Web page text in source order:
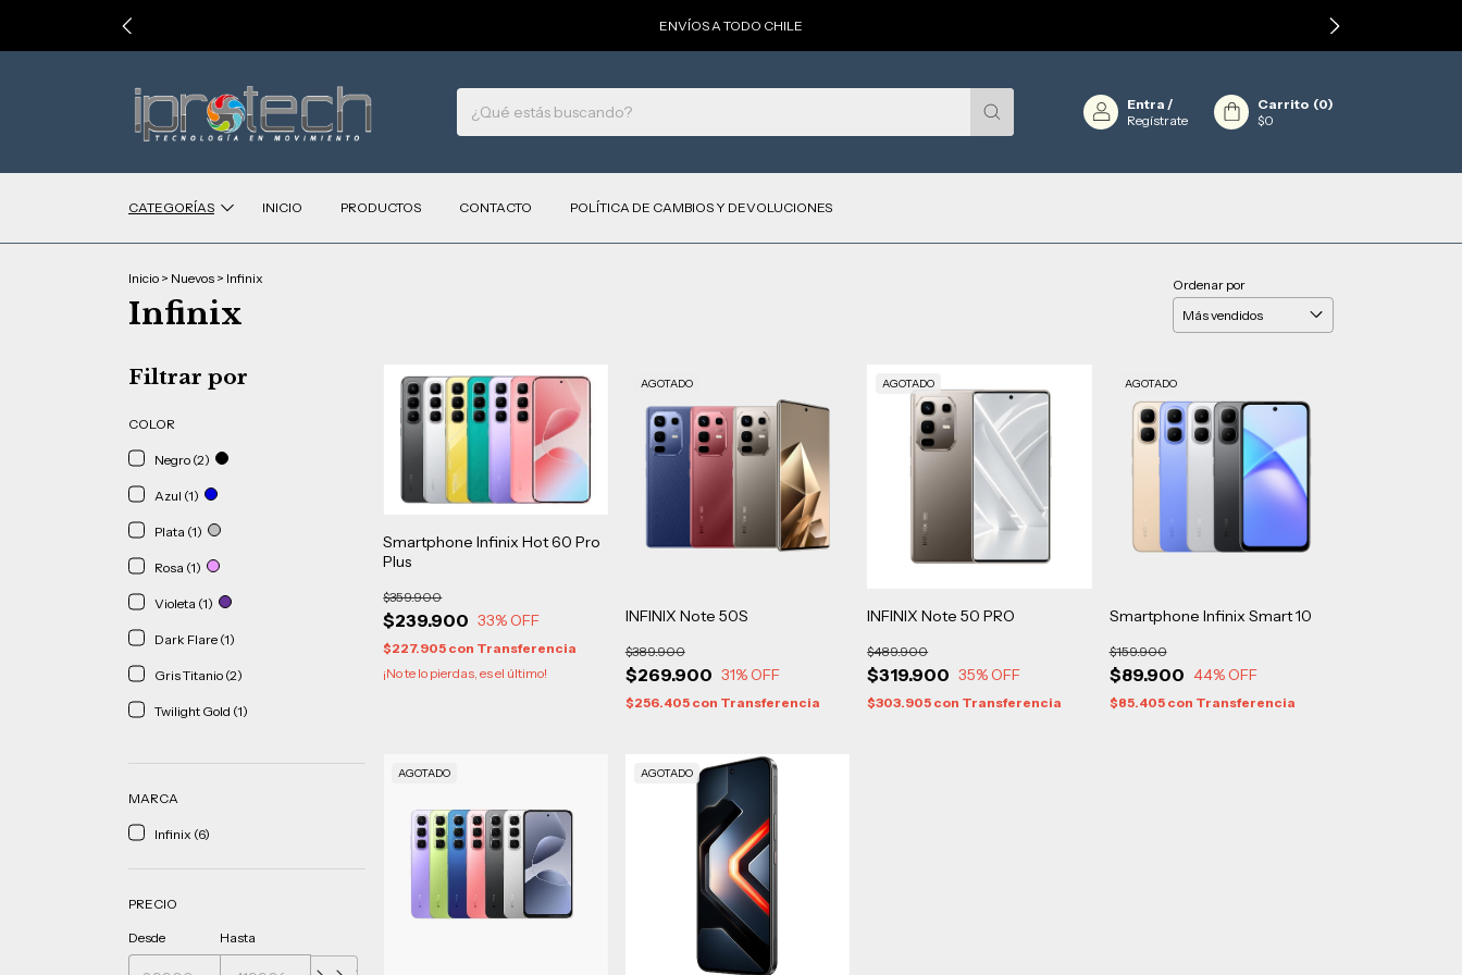
ENVÍOS A TODO CHILE
Entra /
Regístrate
Carrito (0)
$0
CATEGORÍAS INICIO PRODUCTOS CONTACTO POLÍTICA DE CAMBIOS Y DEVOLUCIONES
Inicio > Nuevos > Infinix
Infinix
Ordenar por
Filtrar por
COLOR
Negro (2)
Azul (1)
Plata (1)
Rosa (1)
Violeta (1)
Dark Flare (1)
Gris Titanio (2)
Twilight Gold (1)
MARCA
Infinix (6)
PRECIO
Desde Hasta
Smartphone Infinix Hot 60 Pro
Plus
$239.900
$359.900
33% OFF
$227.905 con Transferencia
¡No te lo pierdas, es el último!
AGOTADO
INFINIX Note 50S
$269.900
$389.900
31% OFF
$256.405 con Transferencia
AGOTADO
INFINIX Note 50 PRO
$319.900
$489.900
35% OFF
$303.905 con Transferencia
AGOTADO
Smartphone Infinix Smart 10
$89.900
$159.900
44% OFF
$85.405 con Transferencia
AGOTADO AGOTADO